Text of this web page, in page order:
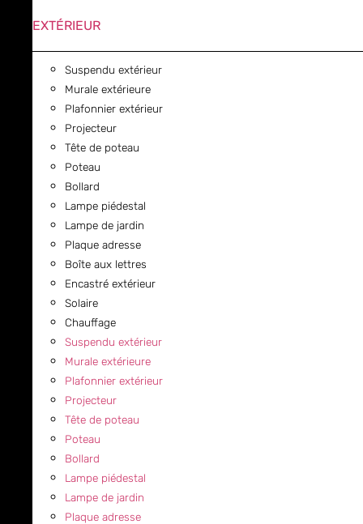
EXTÉRIEUR
Suspendu extérieur
Murale extérieure
Plafonnier extérieur
Projecteur
Tête de poteau
Poteau
Bollard
Lampe piédestal
Lampe de jardin
Plaque adresse
Boîte aux lettres
Encastré extérieur
Solaire
Chauffage
Suspendu extérieur
Murale extérieure
Plafonnier extérieur
Projecteur
Tête de poteau
Poteau
Bollard
Lampe piédestal
Lampe de jardin
Plaque adresse